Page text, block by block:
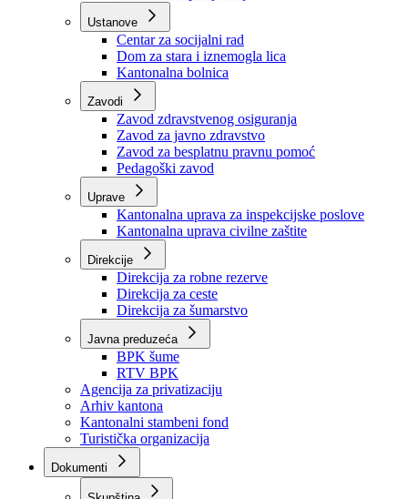
Služba za odnose s javnošću
Služba za zajedničke poslove
Služba za zapošljavanje
Ustanove
Centar za socijalni rad
Dom za stara i iznemogla lica
Kantonalna bolnica
Zavodi
Zavod zdravstvenog osiguranja
Zavod za javno zdravstvo
Zavod za besplatnu pravnu pomoć
Pedagoški zavod
Kantonalna uprava za inspekcijske poslove
Kantonalna uprava civilne zaštite
Direkcije
Direkcija za robne rezerve
Direkcija za ceste
Direkcija za šumarstvo
Javna preduzeća
BPK šume
RTV BPK
Agencija za privatizaciju
Arhiv kantona
Kantonalni stambeni fond
Turistička organizacija